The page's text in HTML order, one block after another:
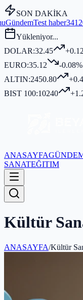
SON DAKİKA
Bakanı Fidan,
Yükleniyor...
DOLAR:32.45
EURO:35.12
-0.08%
ALTIN:2450.80
BIST 100:10240
ANASAYFA
SANATEĞITIM
Kültür
ANASAYFA/Kültür